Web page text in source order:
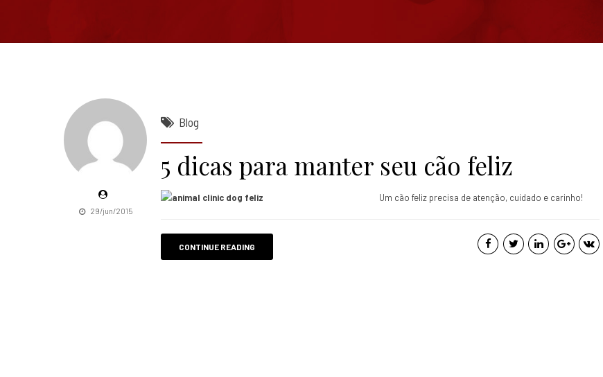
29/jun/2015
Blog
5 dicas para manter seu cão feliz
Um cão feliz precisa de atenção, cuidado e carinho!
CONTINUE READING